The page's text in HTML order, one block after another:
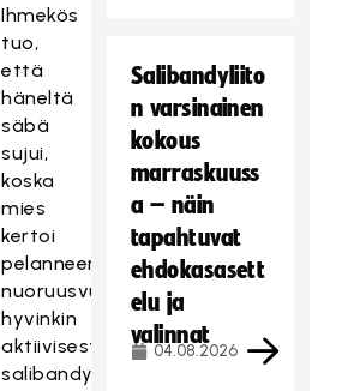
Ihmekös
tuo,
että
häneltä
säbä
sujui,
koska
mies
kertoi
pelanneensa
nuoruusvuosina
hyvinkin
aktiivisesti
salibandya
Salibandyliito
n varsinainen
kokous
marraskuuss
a – näin
tapahtuvat
ehdokasasett
elu ja
valinnat
04.08.2026